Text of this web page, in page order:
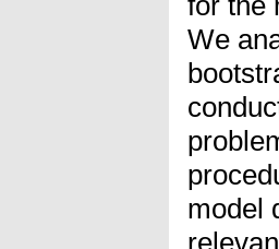
We
model